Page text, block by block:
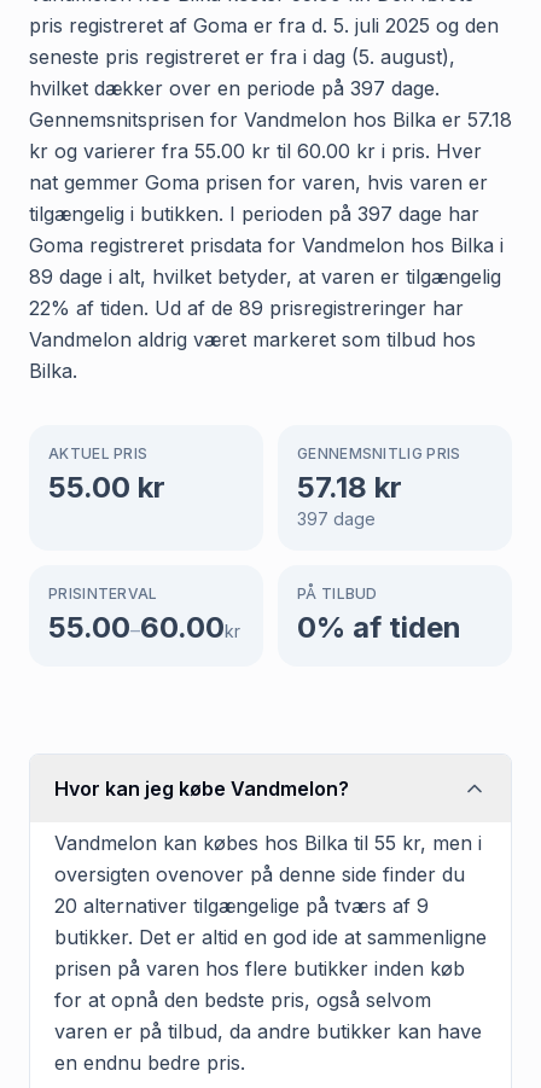
pris registreret af Goma er fra d. 5. juli 2025 og den
seneste pris registreret er fra i dag (5. august),
hvilket dækker over en periode på 397 dage.
Gennemsnitsprisen for Vandmelon hos Bilka er 57.18
kr og varierer fra 55.00 kr til 60.00 kr i pris. Hver
nat gemmer Goma prisen for varen, hvis varen er
tilgængelig i butikken. I perioden på 397 dage har
Goma registreret prisdata for Vandmelon hos Bilka i
89 dage i alt, hvilket betyder, at varen er tilgængelig
22% af tiden. Ud af de 89 prisregistreringer har
Vandmelon aldrig været markeret som tilbud hos
Bilka.
AKTUEL PRIS
55.00 kr
GENNEMSNITLIG PRIS
57.18 kr
397 dage
PRISINTERVAL
55.00–60.00kr
PÅ TILBUD
0% af tiden
Hvor kan jeg købe Vandmelon?
Vandmelon kan købes hos Bilka til 55 kr, men i
oversigten ovenover på denne side finder du
20 alternativer tilgængelige på tværs af 9
butikker. Det er altid en god ide at sammenligne
prisen på varen hos flere butikker inden køb
for at opnå den bedste pris, også selvom
varen er på tilbud, da andre butikker kan have
en endnu bedre pris.